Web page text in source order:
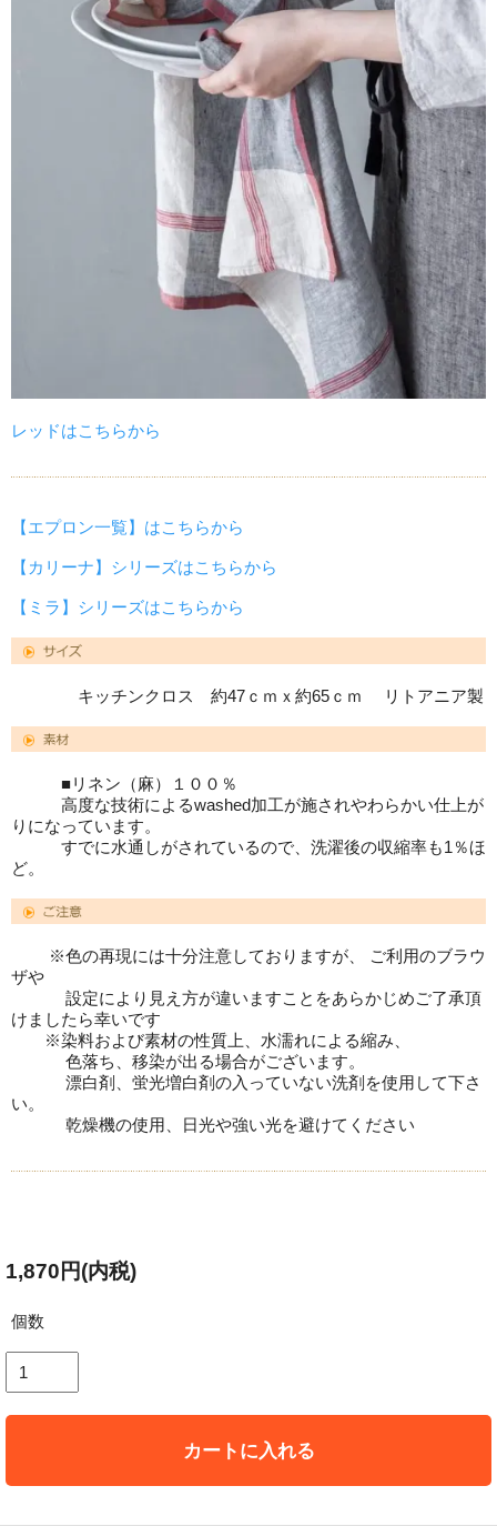
レッドはこちらから
【エプロン一覧】はこちらから
【カリーナ】シリーズはこちらから
【ミラ】シリーズはこちらから
キッチンクロス 約47ｃｍｘ約65ｃｍ リトアニア製
■リネン（麻）１００％
高度な技術によるwashed加工が施されやわらかい仕上が
りになっています。
すでに水通しがされているので、洗濯後の収縮率も1％ほ
ど。
※色の再現には十分注意しておりますが、 ご利用のブラウ
ザや
設定により見え方が違いますことをあらかじめご了承頂
けましたら幸いです
※染料および素材の性質上、水濡れによる縮み、
色落ち、移染が出る場合がございます。
漂白剤、蛍光増白剤の入っていない洗剤を使用して下さ
い。
乾燥機の使用、日光や強い光を避けてください
1,870円(内税)
個数
カートに入れる